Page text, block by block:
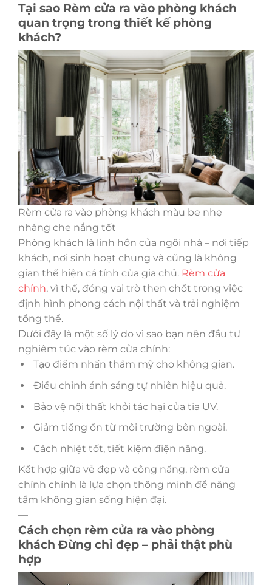
Tại sao Rèm cửa ra vào phòng khách
quan trọng trong thiết kế phòng
khách?
Rèm cửa ra vào phòng khách màu be nhẹ
nhàng che nắng tốt
Phòng khách là linh hồn của ngôi nhà – nơi tiếp
khách, nơi sinh hoạt chung và cũng là không
gian thể hiện cá tính của gia chủ. Rèm cửa
chính, vì thế, đóng vai trò then chốt trong việc
định hình phong cách nội thất và trải nghiệm
tổng thể.
Dưới đây là một số lý do vì sao bạn nên đầu tư
nghiêm túc vào rèm cửa chính:
Tạo điểm nhấn thẩm mỹ cho không gian.
Điều chỉnh ánh sáng tự nhiên hiệu quả.
Bảo vệ nội thất khỏi tác hại của tia UV.
Giảm tiếng ồn từ môi trường bên ngoài.
Cách nhiệt tốt, tiết kiệm điện năng.
Kết hợp giữa vẻ đẹp và công năng, rèm cửa
chính chính là lựa chọn thông minh để nâng
tầm không gian sống hiện đại.
—
Cách chọn rèm cửa ra vào phòng
khách Đừng chỉ đẹp – phải thật phù
hợp